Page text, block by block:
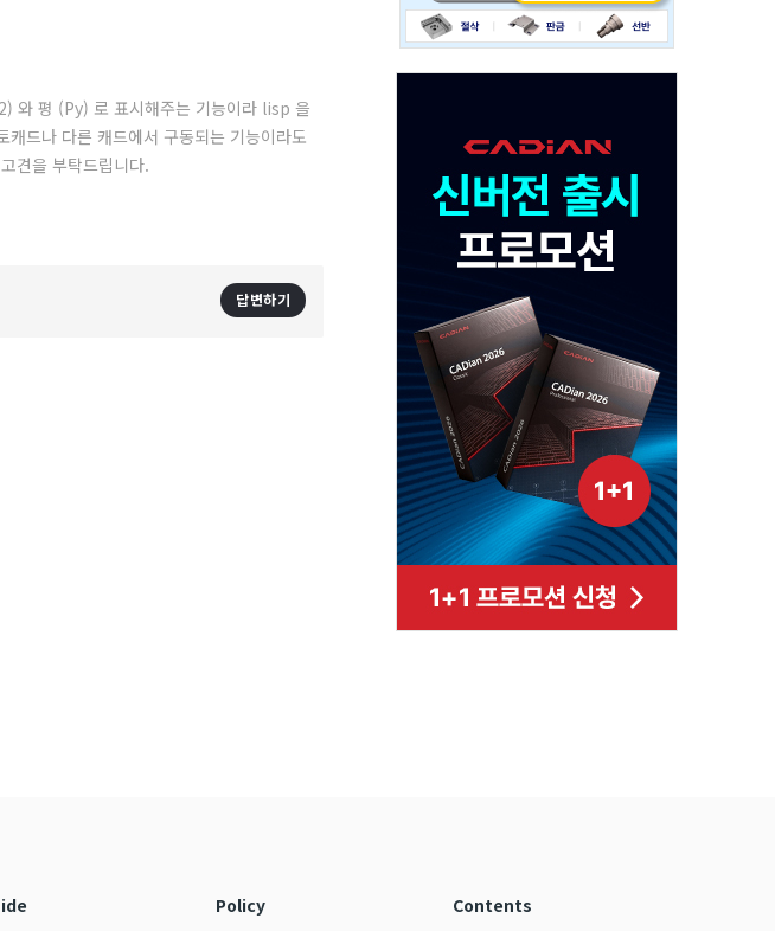
와 평 (Py) 로 표시해주는 기능이라 lisp 을
드나 다른 캐드에서 구동되는 기능이라도
견을 부탁드립니다.
답변하기
120x600
Policy Contents